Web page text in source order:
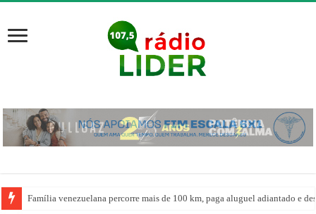
Família venezuelana percorre mais de 100 km, paga aluguel adiantado e